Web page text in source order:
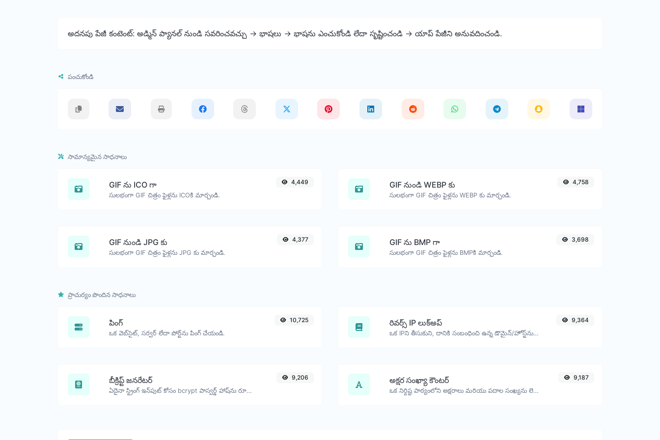
అదనపు పేజీ కంటెంట్: అడ్మిన్ ప్యానల్ నుండి సవరించవచ్చు -> భాషలు -> భాషను ఎంచుకోండి లేదా సృష్టించండి -> యాప్ పేజీని అనువదించండి.
పంచుకోండి
సామాన్యమైన సాధనాలు
GIF ను ICO గా
సులభంగా GIF చిత్రం ఫైళ్లను ICOకి మార్చండి.
4,449 GIF నుండి WEBP కు
సులభంగా GIF చిత్రం ఫైళ్లను WEBP కు మార్చండి.
4,758
GIF నుండి JPG కు
సులభంగా GIF చిత్రం ఫైళ్లను JPG కు మార్చండి.
4,377 GIF ను BMP గా
సులభంగా GIF చిత్రం ఫైళ్లను BMPకి మార్చండి.
3,698
ప్రాచుర్యం పొందిన సాధనాలు
పింగ్
ఒక వెబ్‌సైట్, సర్వర్ లేదా పోర్ట్‌ను పింగ్ చేయండి.
10,725 రివర్స్ IP లుక్‌అప్
ఒక IPని తీసుకుని, దానికి సంబంధించి ఉన్న డొమైన్/హోస్ట్‌ను చూడండి.
9,364
బీక్రిప్ట్ జనరేటర్
ఏదైనా స్ట్రింగ్ ఇన్‌పుట్ కోసం bcrypt పాస్వర్డ్ హాష్‌ను రూపొందించండి.
9,206 అక్షర సంఖ్యా కౌంటర్
ఒక నిర్దిష్ట పాఠ్యంలోని అక్షరాలు మరియు పదాల సంఖ్యను లెక్కించండి.
9,187